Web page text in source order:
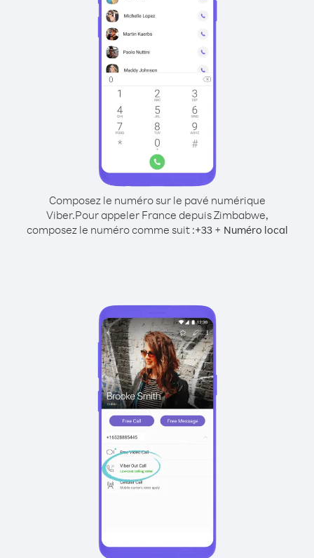
Composez le numéro sur le pavé numérique
Viber.Pour appeler France depuis Zimbabwe,
composez le numéro comme suit :+33+ Numéro local